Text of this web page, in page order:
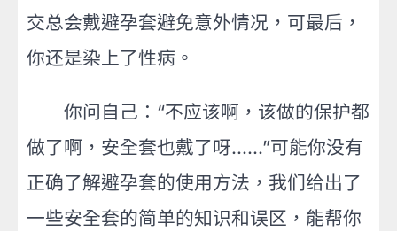
交总会戴避孕套避免意外情况，可最后，
你还是染上了性病。
你问自己：“不应该啊，该做的保护都
做了啊，安全套也戴了呀……”可能你没有
正确了解避孕套的使用方法，我们给出了
一些安全套的简单的知识和误区，能帮你